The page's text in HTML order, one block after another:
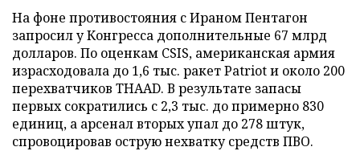
На фоне противостояния с Ираном Пентагон
запросил у Конгресса дополнительные 67 млрд
долларов. По оценкам CSIS, американская армия
израсходовала до 1,6 тыс. ракет Patriot и около 200
перехватчиков THAAD. В результате запасы
первых сократились с 2,3 тыс. до примерно 830
единиц, а арсенал вторых упал до 278 штук,
спровоцировав острую нехватку средств ПВО.